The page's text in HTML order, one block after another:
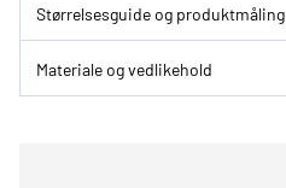
Størrelsesguide og
Materiale og vedlikehold